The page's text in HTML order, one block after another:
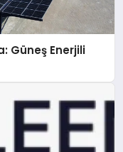
Güneş Enerjili